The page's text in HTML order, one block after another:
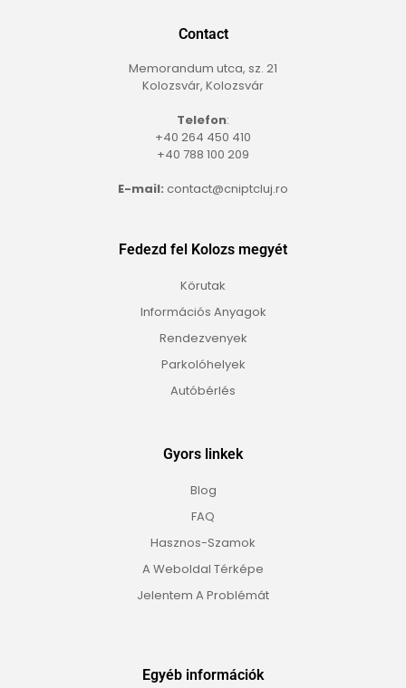
Contact
Memorandum utca, sz. 21
Kolozsvár, Kolozsvár
Telefon:
+40 264 450 410
+40 788 100 209
E-mail: contact@cniptcluj.ro
Fedezd fel Kolozs megyét
Körutak
Információs Anyagok
Rendezvenyek
Parkolóhelyek
Autóbérlés
Gyors linkek
Blog
FAQ
Hasznos-Szamok
A Weboldal Térképe
Jelentem A Problémát
Egyéb információk